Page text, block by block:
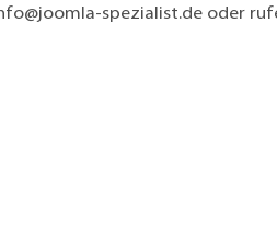
spezialist.de oder